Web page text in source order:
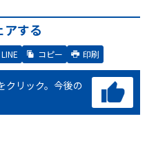
アする
LINE コピー 印刷
リック。 今後の